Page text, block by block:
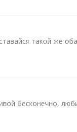
такой же
бесконечно,